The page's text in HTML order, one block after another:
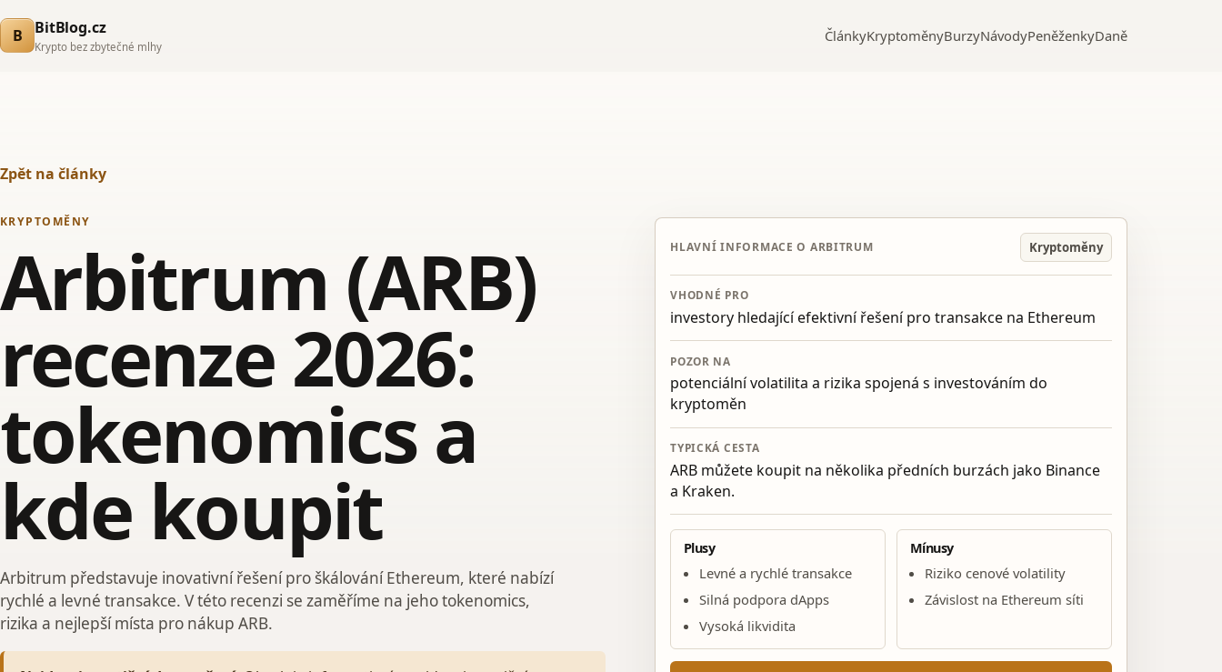
B BitBlog.cz
Krypto bez zbytečné mlhy
ČlánkyKryptoměnyBurzyNávodyPeněženkyDaně
Zpět na články
KRYPTOMĚNY
Arbitrum (ARB)
recenze 2026:
tokenomics a
kde koupit
Arbitrum představuje inovativní řešení pro škálování Ethereum, které nabízí
rychlé a levné transakce. V této recenzi se zaměříme na jeho tokenomics,
rizika a nejlepší místa pro nákup ARB.
HLAVNÍ INFORMACE O ARBITRUM Kryptoměny
VHODNÉ PRO
investory hledající efektivní řešení pro transakce na Ethereum
POZOR NA
potenciální volatilita a rizika spojená s investováním do
kryptoměn
TYPICKÁ CESTA
ARB můžete koupit na několika předních burzách jako Binance
a Kraken.
Plusy
Levné a rychlé transakce
Silná podpora dApps
Vysoká likvidita
Mínusy
Riziko cenové volatility
Závislost na Ethereum síti